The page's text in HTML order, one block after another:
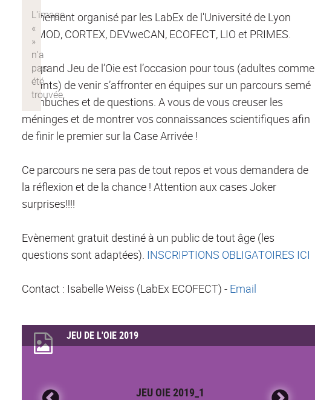
Evènement organisé par les LabEx de l'Université de Lyon
COMOD, CORTEX, DEVweCAN, ECOFECT, LIO et PRIMES.
Ce grand Jeu de l’Oie est l’occasion pour tous (adultes comme
enfants) de venir s’affronter en équipes sur un parcours semé
d’embuches et de questions. A vous de vous creuser les
méninges et de montrer vos connaissances scientifiques afin
de finir le premier sur la Case Arrivée !
Ce parcours ne sera pas de tout repos et vous demandera de
la réflexion et de la chance ! Attention aux cases Joker
surprises!!!!
Evènement gratuit destiné à un public de tout âge (les
questions sont adaptées). INSCRIPTIONS OBLIGATOIRES ICI
Contact : Isabelle Weiss (LabEx ECOFECT) - Email
JEU DE L'OIE 2019
JEU OIE 2019_1